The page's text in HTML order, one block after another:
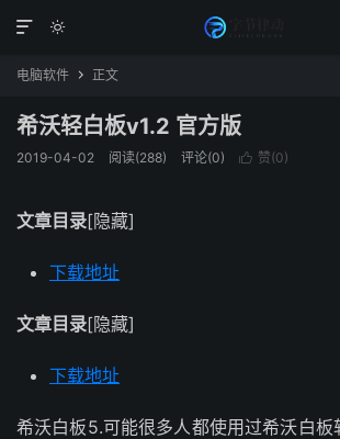


电脑软件  正文
希沃轻白板v1.2 官方版
2019-04-02 阅读(288) 评论(0)  赞(0)
文章目录[隐藏]
下载地址
文章目录[隐藏]
下载地址
希沃白板5.可能很多人都使用过希沃白板